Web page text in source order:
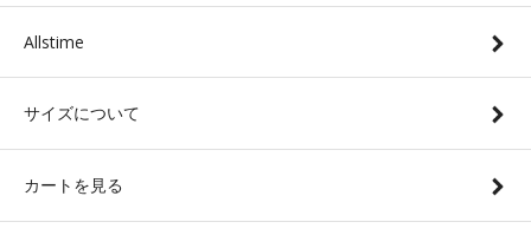
Allstime
サイズについて
カートを見る